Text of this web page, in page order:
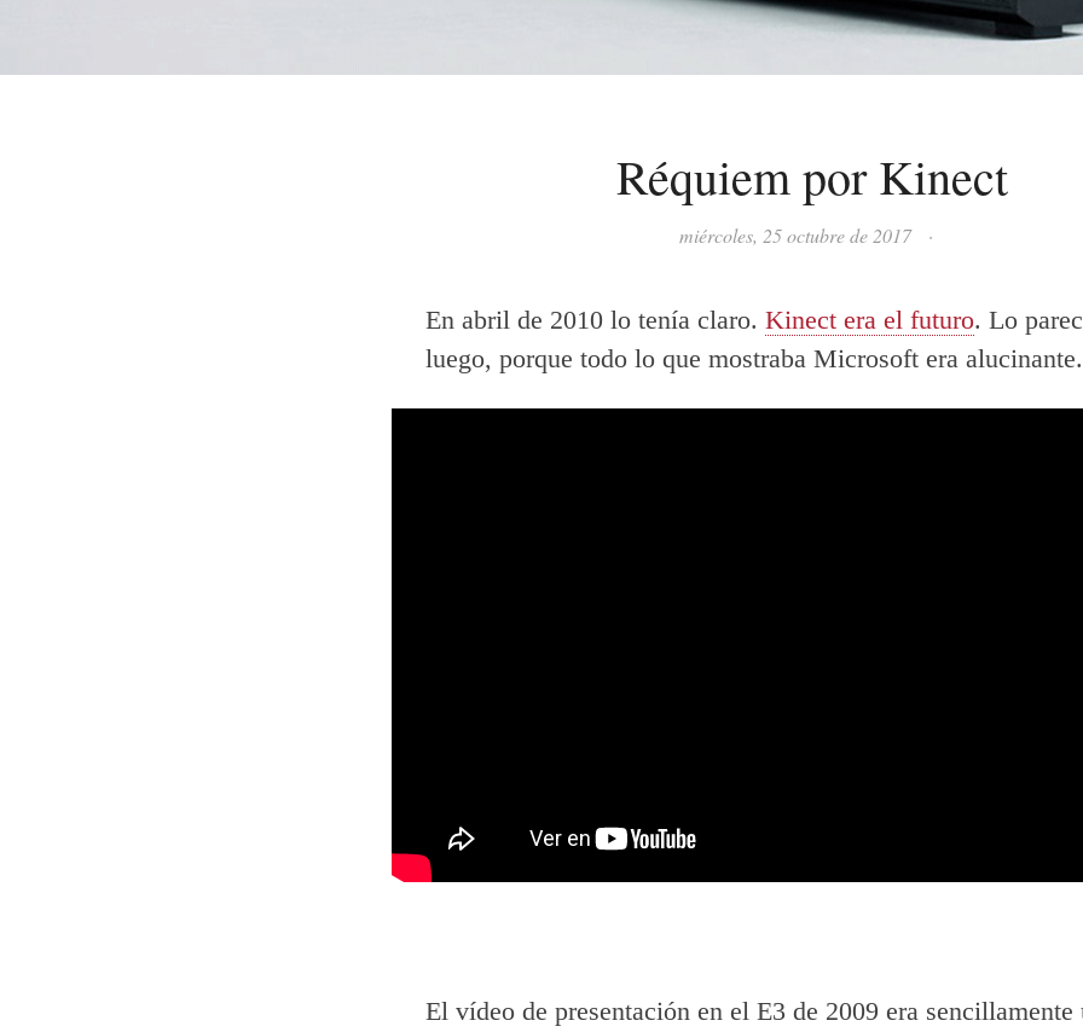
Réquiem por Kinect
miércoles, 25 octubre de 2017 ·
En abril de 2010 lo tenía claro. Kinect era el futuro. Lo
luego, porque todo lo que mostraba Microsoft era alucinante.
El vídeo de presentación en el E3 de 2009 era sencillamente